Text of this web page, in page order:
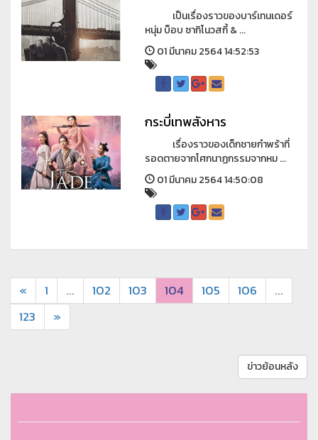
เป็นเรื่องราวของบาร์เทนเดอร์
หนุ่ม บ็อบ ซากิโนวสกี้ & ...
01 มีนาคม 2564 14:52:53
กระบี่เทพสังหาร
เรื่องราวของเด็กชายกำพร้าที่
รอดตายจากโศกนาฏกรรมจากหม ...
01 มีนาคม 2564 14:50:08
« 1 ... 102 103 104 105 106
...
123
»
ข่าวย้อนหลัง